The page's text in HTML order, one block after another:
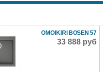
OMOIKIRI BOSEN 57
33 888 руб